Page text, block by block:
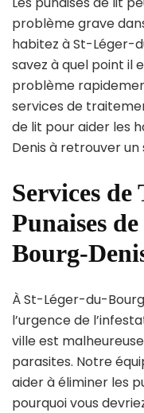
problème grave
habitez à St-Léger-
savez à quel point il
problème
services de
de lit pour aider les
Denis à retrouver un
Services
Punaises
Bourg-
À St-Léger-du-
l’urgence de
ville est
parasites. Notre
aider à éliminer les
pourquoi vous